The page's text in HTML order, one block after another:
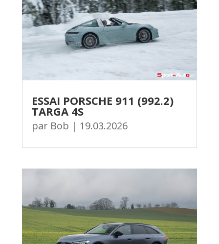
ESSAI PORSCHE 911 (992.2)
TARGA 4S
par Bob | 19.03.2026